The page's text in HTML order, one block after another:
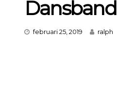
Dansband
februari 25, 2019 ralph